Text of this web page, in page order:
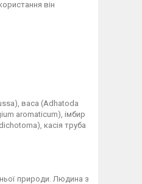
він
васа (Adhatoda
aromaticum), імбир
касія труба
природи. Людина з